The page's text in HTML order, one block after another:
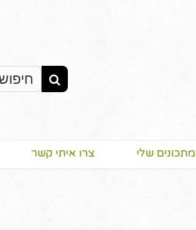
Search
for:
שלי צרו איתי קשר